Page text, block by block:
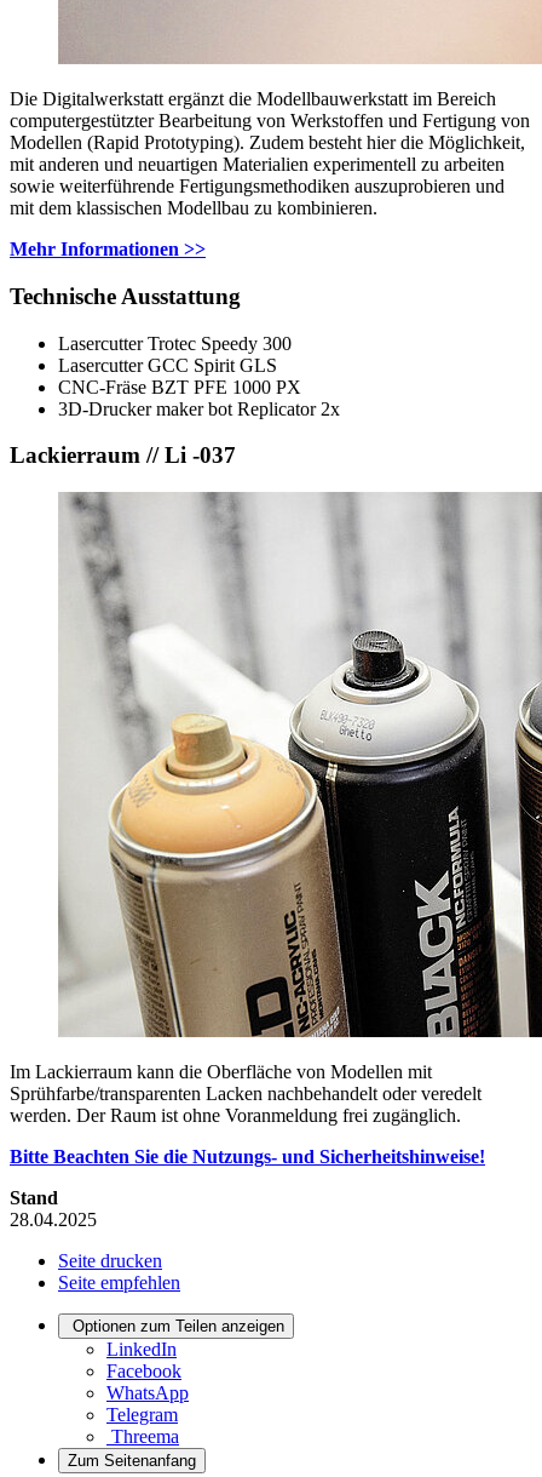
Die Digitalwerkstatt ergänzt die Modellbauwerkstatt im Bereich
computergestützter Bearbeitung von Werkstoffen und Fertigung von
Modellen (Rapid Prototyping). Zudem besteht hier die Möglichkeit,
mit anderen und neuartigen Materialien experimentell zu arbeiten
sowie weiterführende Fertigungsmethodiken auszuprobieren und
mit dem klassischen Modellbau zu kombinieren.
Mehr Informationen >>
Technische Ausstattung
Lasercutter Trotec Speedy 300
Lasercutter GCC Spirit GLS
CNC-Fräse BZT PFE 1000 PX
3D-Drucker maker bot Replicator 2x
Lackierraum // Li -037
Im Lackierraum kann die Oberfläche von Modellen mit
Sprühfarbe/transparenten Lacken nachbehandelt oder veredelt
werden. Der Raum ist ohne Voranmeldung frei zugänglich.
Bitte Beachten Sie die Nutzungs- und Sicherheitshinweise!
Stand
28.04.2025
Seite drucken
Seite empfehlen
Optionen zum Teilen anzeigen
LinkedIn
Facebook
WhatsApp
Telegram
Threema
Zum Seitenanfang